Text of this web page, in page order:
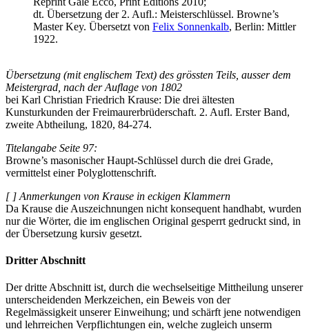
dt. Übersetzung der 2. Aufl.: Meisterschlüssel. Browne’s
Master Key. Übersetzt von Felix Sonnenkalb, Berlin: Mittler
1922.
Übersetzung (mit englischem Text) des grössten Teils, ausser dem
Meistergrad, nach der Auflage von 1802
bei Karl Christian Friedrich Krause: Die drei ältesten
Kunsturkunden der Freimaurerbrüderschaft. 2. Aufl. Erster Band,
zweite Abtheilung, 1820, 84-274.
Titelangabe Seite 97:
Browne’s masonischer Haupt-Schlüssel durch die drei Grade,
vermittelst einer Polyglottenschrift.
[ ] Anmerkungen von Krause in eckigen Klammern
Da Krause die Auszeichnungen nicht konsequent handhabt, wurden
nur die Wörter, die im englischen Original gesperrt gedruckt sind, in
der Übersetzung kursiv gesetzt.
Dritter Abschnitt
Der dritte Abschnitt ist, durch die wechselseitige Mittheilung unserer
unterscheidenden Merkzeichen, ein Beweis von der
Regelmässigkeit unserer Einweihung; und schärft jene notwendigen
und lehrreichen Verpflichtungen ein, welche zugleich unserm